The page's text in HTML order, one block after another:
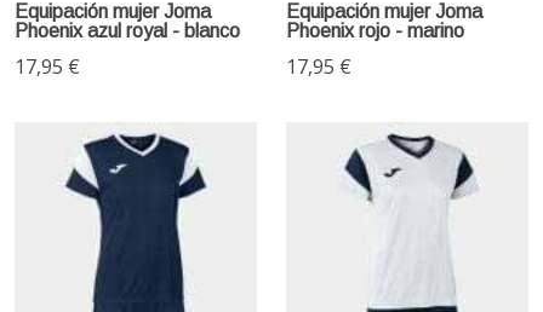
Equipación mujer Joma
Phoenix azul royal - blanco
17,95 €
Equipación mujer Joma
Phoenix rojo - marino
17,95 €